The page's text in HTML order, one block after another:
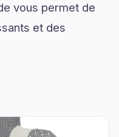
vous permet de
et des